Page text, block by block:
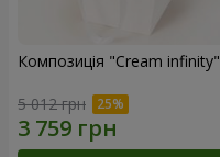
Композиція "Cream infinity"
5 012 грн